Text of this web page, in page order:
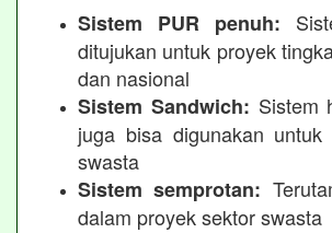
Sistem PUR penuh:
ditujukan untuk proyek
dan nasional
Sistem Sandwich: Sistem
juga bisa digunakan
swasta
Sistem semprotan:
dalam proyek sektor swasta